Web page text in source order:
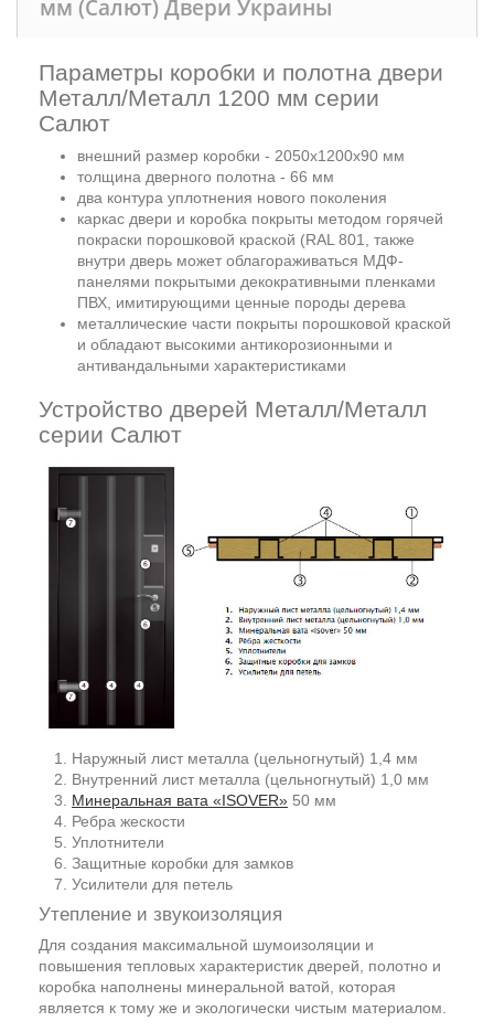
мм (Салют) Двери Украины
Параметры коробки и полотна двери
Металл/Металл 1200 мм серии
Салют
внешний размер коробки - 2050х1200х90 мм
толщина дверного полотна - 66 мм
два контура уплотнения нового поколения
каркас двери и коробка покрыты методом горячей
покраски порошковой краской (RAL 801, также
внутри дверь может облагораживаться МДФ-
панелями покрытыми декокративными пленками
ПВХ, имитирующими ценные породы дерева
металлические части покрыты порошковой краской
и обладают высокими антикорозионными и
антивандальными характеристиками
Устройство дверей Металл/Металл
серии Салют
Наружный лист металла (цельногнутый) 1,4 мм
Внутренний лист металла (цельногнутый) 1,0 мм
Минеральная вата «ISOVER» 50 мм
Ребра жескости
Уплотнители
Защитные коробки для замков
Усилители для петель
Утепление и звукоизоляция
Для создания максимальной шумоизоляции и
повышения тепловых характеристик дверей, полотно и
коробка наполнены минеральной ватой, которая
является к тому же и экологически чистым материалом.